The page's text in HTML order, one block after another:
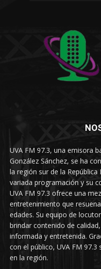
UVA FM 97.3, una emisora
González Sánchez, se ha
la región sur de la
variada programación y su
UVA FM 97.3 ofrece una
entretenimiento que
edades. Su equipo de
brindar contenido de
informada y entretenida.
con el público, UVA FM
en la región.